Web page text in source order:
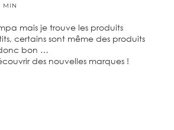
MIN
mais je trouve les produits
certains sont même des produits
bon …
des nouvelles marques !